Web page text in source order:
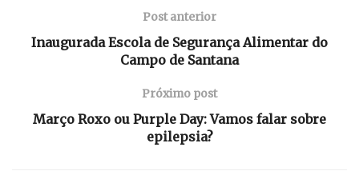
Post anterior
Inaugurada Escola de Segurança Alimentar do
Campo de Santana
Próximo post
Março Roxo ou Purple Day: Vamos falar sobre
epilepsia?